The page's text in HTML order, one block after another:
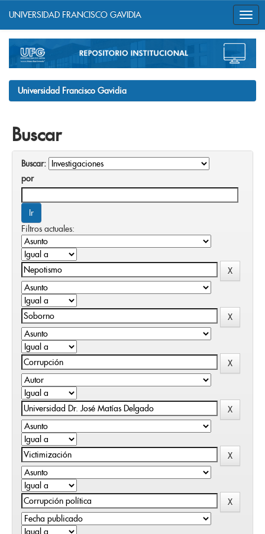
navigation
UNIVERSIDAD FRANCISCO GAVIDIA
Universidad Francisco Gavidia
Buscar
Buscar:
por
Filtros actuales: